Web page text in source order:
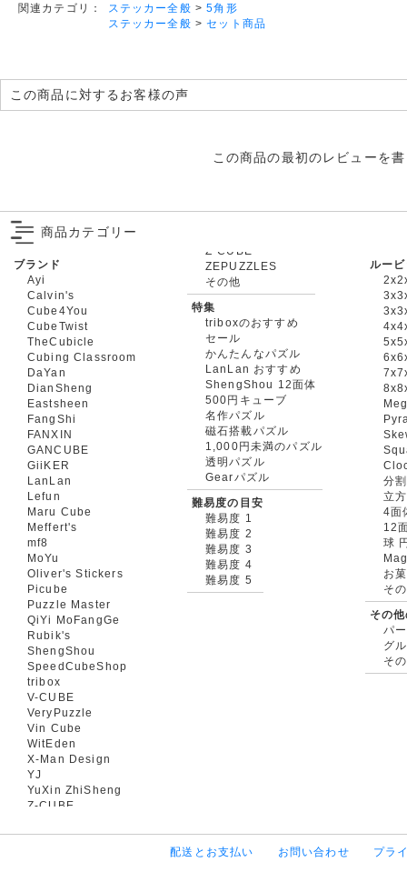
関連カテゴリ： ステッカー全般 >5角形
ステッカー全般 >セット商品
この商品に対するお客様の声
この商品の最初のレビューを
商品カテゴリー
ブランド
Ayi
Calvin's
Cube4You
CubeTwist
TheCubicle
Cubing Classroom
DaYan
DianSheng
Eastsheen
FangShi
FANXIN
GANCUBE
GiiKER
LanLan
Lefun
Maru Cube
Meffert's
mf8
MoYu
Oliver's Stickers
Picube
Puzzle Master
QiYi MoFangGe
Rubik's
ShengShou
SpeedCubeShop
tribox
V-CUBE
VeryPuzzle
Vin Cube
WitEden
X-Man Design
YJ
YuXin ZhiSheng
Z-CUBE
ZEPUZZLES
その他
特集
triboxのおすすめ
セール
かんたんなパズル
LanLan おすすめ
ShengShou 12面体
500円キューブ
名作パズル
磁石搭載パズル
1,000円未満のパズル
透明パズル
Gearパズル
難易度の目安
難易度 1
難易度 2
難易度 3
難易度 4
難易度 5
ルー
分
立
4面
12
球
お
そ
その
パ
グ
そ
配送とお支払い お問い合わせ プラ